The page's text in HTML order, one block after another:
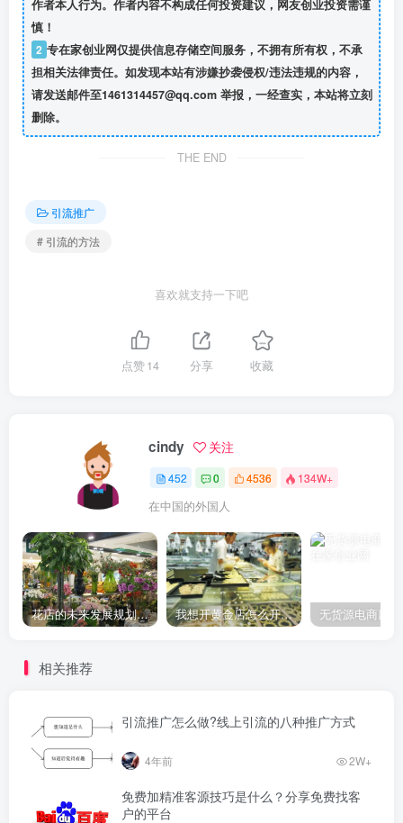
作者本人行为。作者内容不构成任何投资建议，网友创业投资需谨
慎！
2 专在家创业网仅提供信息存储空间服务，不拥有所有权，不承
担相关法律责任。如发现本站有涉嫌抄袭侵权/违法违规的内容，
请发送邮件至1461314457@qq.com 举报，一经查实，本站将立刻
删除。
THE END
引流推广
# 引流的方法
喜欢就支持一下吧
点赞14 分享 收藏
cindy 关注
452 0 4536 134W+
在中国的外国人
花店的未来发展规划（开花店需要考虑的问题） 我想开黄金店怎么开（开黄金店要什么手续） 无货源电商四
相关推荐
引流推广怎么做?线上引流的八种推广方式
4年前 2W+
免费加精准客源技巧是什么？分享免费找客
户的平台